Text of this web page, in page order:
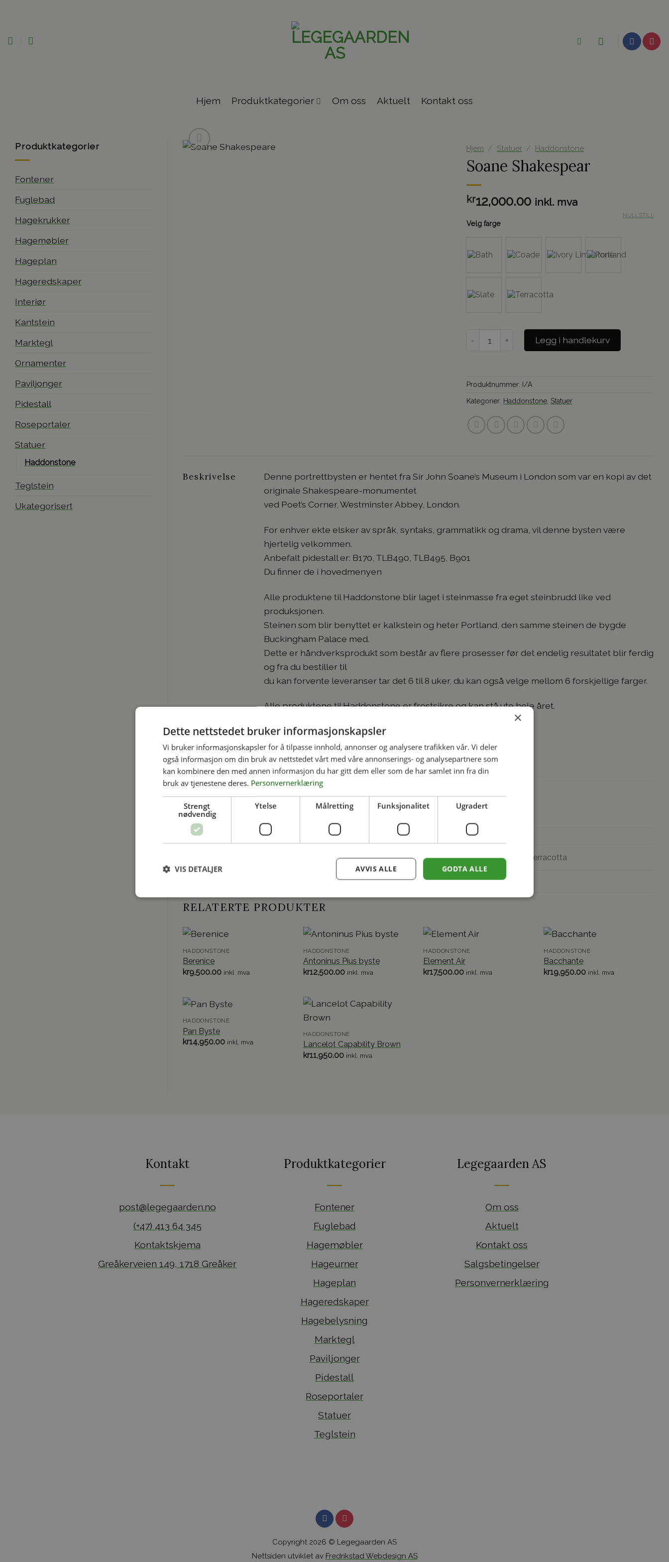
Hjem Produktkategorier Om oss Aktuelt Kontakt oss
Produktkategorier
Fontener
Fuglebad
Hagekrukker
Hagemøbler
Hageplan
Hageredskaper
Interiør
Kantstein
Marktegl
Ornamenter
Paviljonger
Pidestall
Roseportaler
Statuer
Haddonstone
Teglstein
Ukategorisert
Hjem / Statuer / Haddonstone
Soane Shakespear
kr12,000.00 inkl. mva
Velg farge
NULLSTILL
Soane Shakespear antallLegg i handlekurv
Produktnummer: I/A
Kategorier: Haddonstone, Statuer
Beskrivelse
Denne portrettbysten er hentet fra Sir John Soane’s Museum i London som var en kopi av det
originale Shakespeare-monumentet
ved Poet’s Corner, Westminster Abbey, London.
For enhver ekte elsker av språk, syntaks, grammatikk og drama, vil denne bysten være
hjertelig velkommen.
Anbefalt pidestall er: B170, TLB490, TLB495, B901
Du finner de i hovedmenyen
Alle produktene til Haddonstone blir laget i steinmasse fra eget steinbrudd like ved
produksjonen.
Steinen som blir benyttet er kalkstein og heter Portland, den samme steinen de bygde
Buckingham Palace med.
Dette er håndverksprodukt som består av flere prosesser før det endelig resultatet blir ferdig
og fra du bestiller til
du kan forvente leveranser tar det 6 til 8 uker, du kan også velge mellom 6 forskjellige farger.
Alle produktene til Haddonstone er frostsikre og kan stå ute hele året.
Frakt tilkommer
Tilleggsinformasjon
DIMENSJONER
64 × 64 × 86 cm
Bath, Coade, Ivory Limestone, Portland, Slate, Terracotta
RELATERTE PRODUKTER
HADDONSTONE
Berenice
kr9,500.00 inkl. mva
HADDONSTONE
Antoninus Pius byste
kr12,500.00 inkl. mva
HADDONSTONE
Element Air
kr17,500.00 inkl. mva
HADDONSTONE
Bacchante
kr19,950.00 inkl. mva
HADDONSTONE
Pan Byste
kr14,950.00 inkl. mva
HADDONSTONE
Lancelot Capability Brown
kr11,950.00 inkl. mva
Kontakt
post@legegaarden.no
(+47) 413 64 345
Kontaktskjema
Greåkerveien 149, 1718 Greåker
Produktkategorier
Fontener
Fuglebad
Hagemøbler
Hageurner
Hageplan
Hageredskaper
Hagebelysning
Marktegl
Paviljonger
Pidestall
Roseportaler
Statuer
Teglstein
Legegaarden AS
Om oss
Aktuelt
Kontakt oss
Salgsbetingelser
Personvernerklæring
Copyright 2026 © Legegaarden AS
Nettsiden utviklet av Fredrikstad Webdesign AS
×
Dette nettstedet bruker informasjonskapsler
Vi bruker informasjonskapsler for å tilpasse innhold, annonser og analysere trafikken vår. Vi deler
også informasjon om din bruk av nettstedet vårt med våre annonserings- og analysepartnere som
kan kombinere den med annen informasjon du har gitt dem eller som de har samlet inn fra din
bruk av tjenestene deres. Personvernerklæring
Strengt
nødvendig
Ytelse Målretting Funksjonalitet Ugradert
GODTA ALLE
AVVIS ALLE
VIS DETALJER